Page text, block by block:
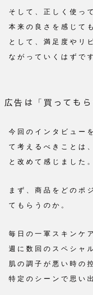
そして、正しく使っ
本来の良さを感じて
として、満足度やリ
ながっていくはずで
広告は「買っても
今回のインタビュー
て考えるべきことは
と改めて感じました。
まず、商品をどのポ
てもらうのか。
毎日の一軍スキンケ
週に数回のスペシャ
肌の調子が悪い時の
特定のシーンで思い